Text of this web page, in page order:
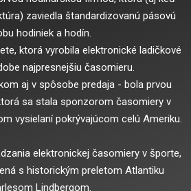
zaviedla štandardizovanú pásovú
hodiniek a hodín.
ktorá vyrobila elektronické ladičkové
najpresnejšiu časomieru.
aj v spôsobe predaja - bola prvou
sa stala sponzorom časomiery v
vysielaní pokrývajúcom celú Ameriku.
elektronickej časomiery v športe,
s historickým preletom Atlantiku
Lindbergom.